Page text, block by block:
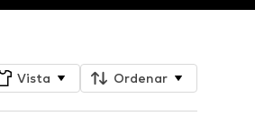
Vista Ordenar